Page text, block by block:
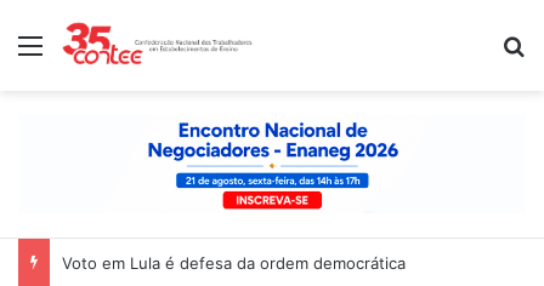
Menu
Voto em Lula é defesa da ordem democrática